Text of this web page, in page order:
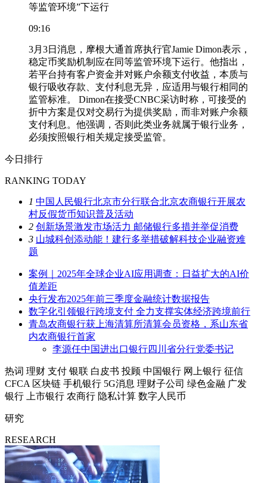
等监管环境”下运行
09:16
3月3日消息，摩根大通首席执行官Jamie Dimon表示，
稳定币奖励机制应在同等监管环境下运行。他指出，
若平台持有客户资金并对账户余额支付收益，本质与
银行吸收存款、支付利息无异，应适用与银行相同的
监管标准。 Dimon在接受CNBC采访时称，可接受的
折中方案是仅对交易行为提供奖励，而非对账户余额
支付利息。他强调，否则此类业务就属于银行业务，
必须按照银行相关规定接受监管。
今日排行
RANKING TODAY
1 中国人民银行北京市分行联合北京农商银行开展农
村反假货币知识普及活动
2 创新场景激发市场活力 邮储银行多措并举促消费
3 山城科创添动能！建行多举措破解科技企业融资难
题
案例｜2025年全球企业AI应用调查：日益扩大的AI价
值差距
央行发布2025年前三季度金融统计数据报告
数字化引领银行跨境支付 全力支撑实体经济跨境前行
青岛农商银行获上海清算所清算会员资格，系山东省
内农商银行首家
李源任中国进出口银行四川省分行党委书记
热词 理财 支付 银联 白皮书 投顾 中国银行 网上银行 征信
CFCA 区块链 手机银行 5G消息 理财子公司 绿色金融 广发
银行
上市银行 农商行 隐私计算 数字人民币
研究
RESEARCH